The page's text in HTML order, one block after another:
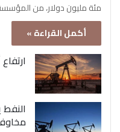
مئة مليون دولار، من
أكمل القراءة »